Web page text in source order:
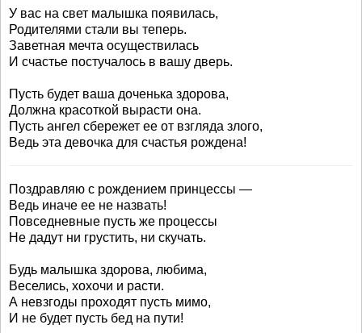
У вас на свет малышка появилась,
Родителями стали вы теперь.
Заветная мечта осуществилась
И счастье постучалось в вашу дверь.
Пусть будет ваша доченька здорова,
Должна красоткой вырасти она.
Пусть ангел сбережет ее от взгляда злого,
Ведь эта девочка для счастья рождена!
Поздравляю с рождением принцессы —
Ведь иначе ее не назвать!
Повседневные пусть же процессы
Не дадут ни грустить, ни скучать.
Будь малышка здорова, любима,
Веселись, хохочи и расти.
А невзгоды проходят пусть мимо,
И не будет пусть бед на пути!